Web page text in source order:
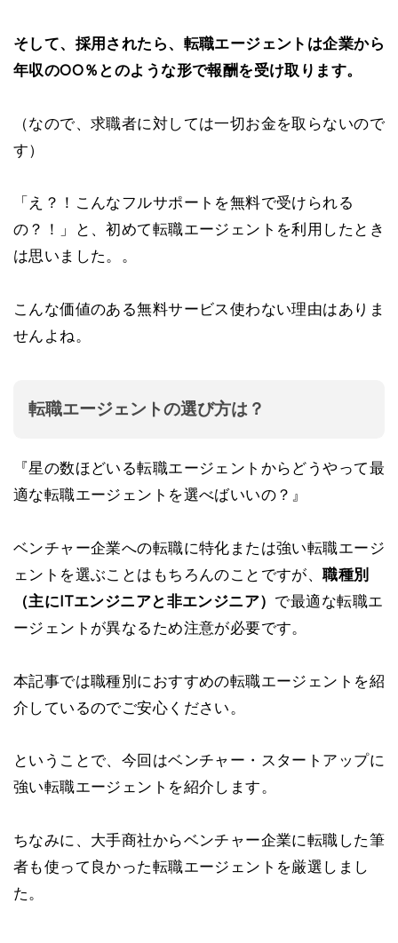
そして、採用されたら、転職エージェントは企業から
年収のOO％とのような形で報酬を受け取ります。
（なので、求職者に対しては一切お金を取らないので
す）
「え？！こんなフルサポートを無料で受けられる
の？！」と、初めて転職エージェントを利用したとき
は思いました。。
こんな価値のある無料サービス使わない理由はありま
せんよね。
転職エージェントの選び方は？
『星の数ほどいる転職エージェントからどうやって最
適な転職エージェントを選べばいいの？』
ベンチャー企業への転職に特化または強い転職エージ
ェントを選ぶことはもちろんのことですが、職種別
（主にITエンジニアと非エンジニア） で最適な転職エ
ージェントが異なるため注意が必要です。
本記事では職種別におすすめの転職エージェントを紹
介しているのでご安心ください。
ということで、今回はベンチャー・スタートアップに
強い転職エージェントを紹介します。
ちなみに、大手商社からベンチャー企業に転職した筆
者も使って良かった転職エージェントを厳選しまし
た。